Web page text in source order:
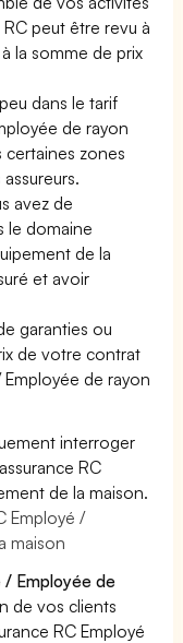
RC peut être revu à
la somme de prix
dans le tarif
de rayon
certaines zones
avez de
le domaine
de la
et avoir
garanties ou
de votre contrat
de rayon
interroger
RC
de la maison.
Employé /
maison
/ Employée de
de vos clients
RC Employé